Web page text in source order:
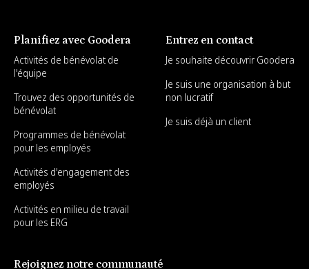
Planifiez avec Goodera
Activités de bénévolat de
l'équipe
Trouvez des opportunités de
bénévolat
Programmes de bénévolat
pour les employés
Activités d'engagement des
employés
Activités en milieu de travail
pour les ERG
Entrez en contact
Je souhaite découvrir Goodera
Je suis une organisation à but
non lucratif
Je suis déjà un client
Rejoignez notre communauté